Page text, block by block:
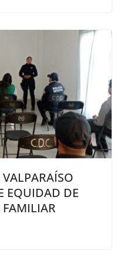
EQUIDAD DE
FAMILIAR